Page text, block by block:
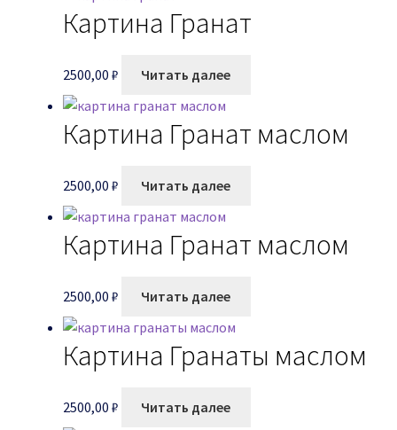
Картина Гранат
2500,00 ₽ Читать далее
Картина Гранат маслом
2500,00 ₽ Читать далее
Картина Гранат маслом
2500,00 ₽ Читать далее
Картина Гранаты маслом
2500,00 ₽ Читать далее